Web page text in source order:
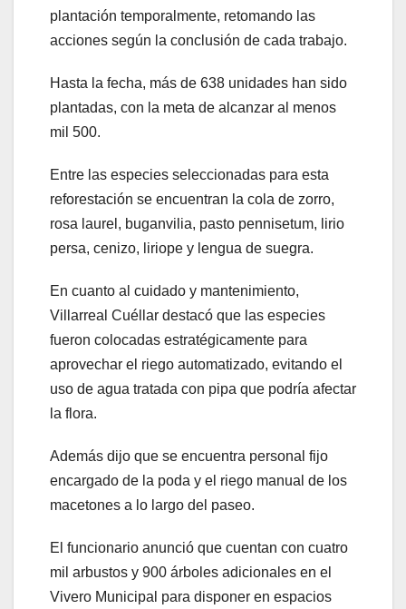
plantación temporalmente, retomando las
acciones según la conclusión de cada trabajo.
Hasta la fecha, más de 638 unidades han sido
plantadas, con la meta de alcanzar al menos
mil 500.
Entre las especies seleccionadas para esta
reforestación se encuentran la cola de zorro,
rosa laurel, buganvilia, pasto pennisetum, lirio
persa, cenizo, liriope y lengua de suegra.
En cuanto al cuidado y mantenimiento,
Villarreal Cuéllar destacó que las especies
fueron colocadas estratégicamente para
aprovechar el riego automatizado, evitando el
uso de agua tratada con pipa que podría afectar
la flora.
Además dijo que se encuentra personal fijo
encargado de la poda y el riego manual de los
macetones a lo largo del paseo.
El funcionario anunció que cuentan con cuatro
mil arbustos y 900 árboles adicionales en el
Vivero Municipal para disponer en espacios